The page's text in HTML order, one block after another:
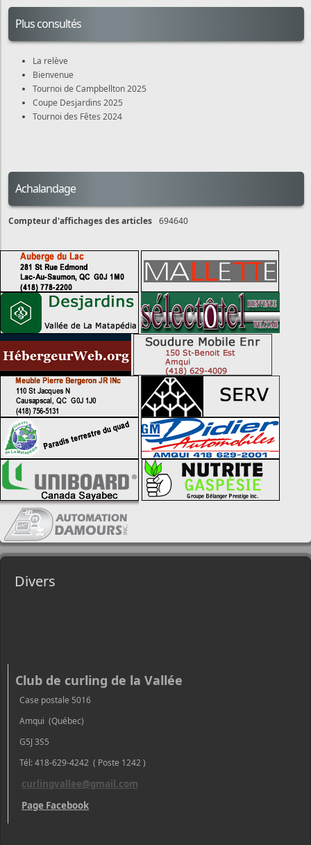
Plus consultés
La relève
Bienvenue
Tournoi de Campbellton 2025
Coupe Desjardins 2025
Tournoi des Fêtes 2024
Achalandage
Compteur d'affichages des articles 694640
Divers
Club de curling de la Vallée
Case postale 5016
Amqui (Québec)
G5J 3S5
Tél: 418-629-4242 ( Poste 1242 )
curlingvallee@gmail.com
Page Facebook